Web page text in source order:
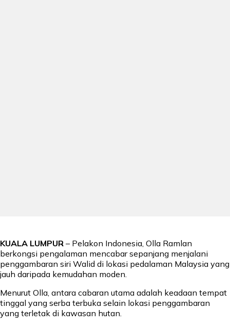
KUALA LUMPUR – Pelakon Indonesia, Olla Ramlan
berkongsi pengalaman mencabar sepanjang menjalani
penggambaran siri Walid di lokasi pedalaman Malaysia yang
jauh daripada kemudahan moden.
Menurut Olla, antara cabaran utama adalah keadaan tempat
tinggal yang serba terbuka selain lokasi penggambaran
yang terletak di kawasan hutan.